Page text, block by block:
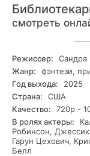
смотреть
Режиссер:
Сандра
Жанр:
фэнтези,
Год выхода:
2025
Страна:
США
Качество:
720р -
В ролях актеры:
Робинсон,
Гарун Цехович,
Белл